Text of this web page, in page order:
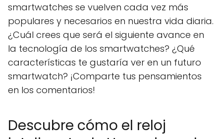
smartwatches se vuelven cada vez más
populares y necesarios en nuestra vida diaria.
¿Cuál crees que será el siguiente avance en
la tecnología de los smartwatches? ¿Qué
características te gustaría ver en un futuro
smartwatch? ¡Comparte tus pensamientos
en los comentarios!
Descubre cómo el reloj